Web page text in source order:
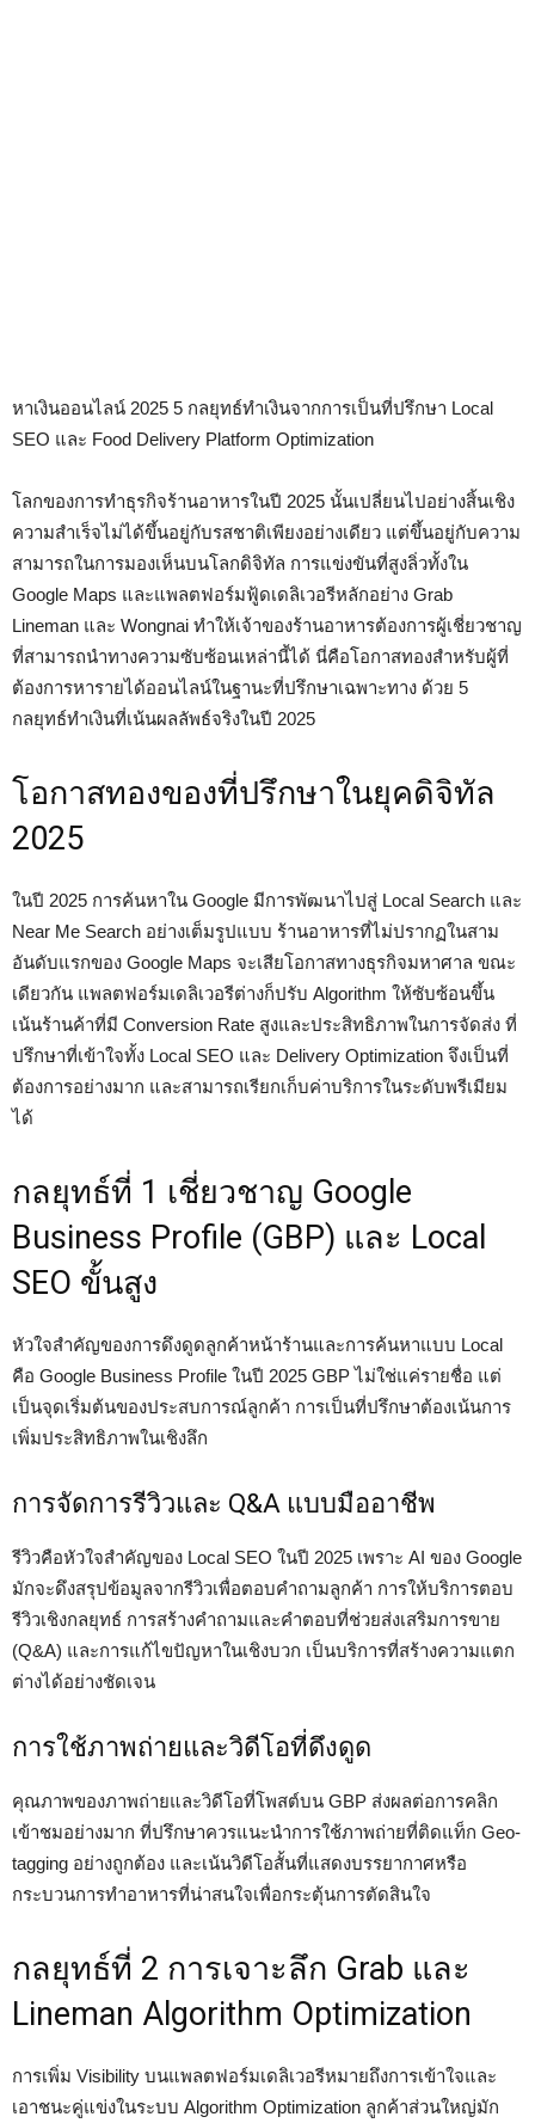
หาเงินออนไลน์ 2025 5 กลยุทธ์ทำเงินจากการเป็นที่ปรึกษา Local
SEO และ Food Delivery Platform Optimization
โลกของการทำธุรกิจร้านอาหารในปี 2025 นั้นเปลี่ยนไปอย่างสิ้นเชิง
ความสำเร็จไม่ได้ขึ้นอยู่กับรสชาติเพียงอย่างเดียว แต่ขึ้นอยู่กับความ
สามารถในการมองเห็นบนโลกดิจิทัล การแข่งขันที่สูงลิ่วทั้งใน
Google Maps และแพลตฟอร์มฟู้ดเดลิเวอรีหลักอย่าง Grab
Lineman และ Wongnai ทำให้เจ้าของร้านอาหารต้องการผู้เชี่ยวชาญ
ที่สามารถนำทางความซับซ้อนเหล่านี้ได้ นี่คือโอกาสทองสำหรับผู้ที่
ต้องการหารายได้ออนไลน์ในฐานะที่ปรึกษาเฉพาะทาง ด้วย 5
กลยุทธ์ทำเงินที่เน้นผลลัพธ์จริงในปี 2025
โอกาสทองของที่ปรึกษาในยุคดิจิทัล
2025
ในปี 2025 การค้นหาใน Google มีการพัฒนาไปสู่ Local Search และ
Near Me Search อย่างเต็มรูปแบบ ร้านอาหารที่ไม่ปรากฏในสาม
อันดับแรกของ Google Maps จะเสียโอกาสทางธุรกิจมหาศาล ขณะ
เดียวกัน แพลตฟอร์มเดลิเวอรีต่างก็ปรับ Algorithm ให้ซับซ้อนขึ้น
เน้นร้านค้าที่มี Conversion Rate สูงและประสิทธิภาพในการจัดส่ง ที่
ปรึกษาที่เข้าใจทั้ง Local SEO และ Delivery Optimization จึงเป็นที่
ต้องการอย่างมาก และสามารถเรียกเก็บค่าบริการในระดับพรีเมียม
ได้
กลยุทธ์ที่ 1 เชี่ยวชาญ Google
Business Profile (GBP) และ Local
SEO ขั้นสูง
หัวใจสำคัญของการดึงดูดลูกค้าหน้าร้านและการค้นหาแบบ Local
คือ Google Business Profile ในปี 2025 GBP ไม่ใช่แค่รายชื่อ แต่
เป็นจุดเริ่มต้นของประสบการณ์ลูกค้า การเป็นที่ปรึกษาต้องเน้นการ
เพิ่มประสิทธิภาพในเชิงลึก
การจัดการรีวิวและ Q&A แบบมืออาชีพ
รีวิวคือหัวใจสำคัญของ Local SEO ในปี 2025 เพราะ AI ของ Google
มักจะดึงสรุปข้อมูลจากรีวิวเพื่อตอบคำถามลูกค้า การให้บริการตอบ
รีวิวเชิงกลยุทธ์ การสร้างคำถามและคำตอบที่ช่วยส่งเสริมการขาย
(Q&A) และการแก้ไขปัญหาในเชิงบวก เป็นบริการที่สร้างความแตก
ต่างได้อย่างชัดเจน
การใช้ภาพถ่ายและวิดีโอที่ดึงดูด
คุณภาพของภาพถ่ายและวิดีโอที่โพสต์บน GBP ส่งผลต่อการคลิก
เข้าชมอย่างมาก ที่ปรึกษาควรแนะนำการใช้ภาพถ่ายที่ติดแท็ก Geo-
tagging อย่างถูกต้อง และเน้นวิดีโอสั้นที่แสดงบรรยากาศหรือ
กระบวนการทำอาหารที่น่าสนใจเพื่อกระตุ้นการตัดสินใจ
กลยุทธ์ที่ 2 การเจาะลึก Grab และ
Lineman Algorithm Optimization
การเพิ่ม Visibility บนแพลตฟอร์มเดลิเวอรีหมายถึงการเข้าใจและ
เอาชนะคู่แข่งในระบบ Algorithm Optimization ลูกค้าส่วนใหญ่มัก